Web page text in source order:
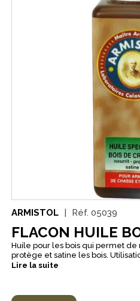
ARMISTOL Réf. 05039
FLACON HUILE
Huile pour les bois qui permet
protège et satine les bois.
Lire la suite